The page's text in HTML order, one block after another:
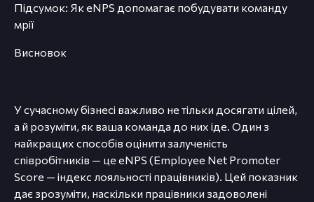
Підсумок: Як eNPS допомагає побудувати команду
мрії
Висновок
У сучасному бізнесі важливо не тільки досягати цілей,
а й розуміти, як ваша команда до них іде. Один з
найкращих способів оцінити залученість
співробітників — це eNPS (Employee Net Promoter
Score — індекс лояльності працівників). Цей показник
дає зрозуміти, наскільки працівники задоволені